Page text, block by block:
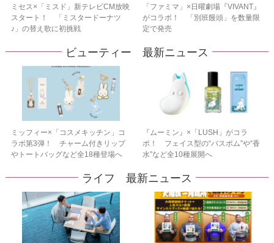
ミセス×「ミスド」新テレビCM放映
スタート！ 「ミスタードーナツ
♪」の替え歌に初挑戦
「ファミマ」×日曜劇場『VIVANT』
がコラボ！ 「別班饅頭」を数量限
定で発売
ビューティー 最新ニュース
ミッフィー×「コスメキッチン」コ
ラボ第3弾！ チャーム付きリップ
やトートバッグなど全18種登場へ
『ムーミン』×「LUSH」がコラ
ボ！ フェイス型の“バスボム”や“香
水”など全10種展開へ
ライフ 最新ニュース